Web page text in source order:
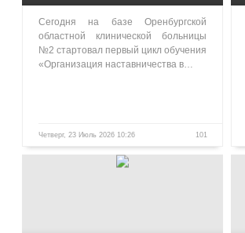
Сегодня на базе Оренбургской
областной клинической больницы
№2 стартовал первый цикл обучения
«Организация наставничества в…
Четверг, 23 Июль 2026 10:26 101